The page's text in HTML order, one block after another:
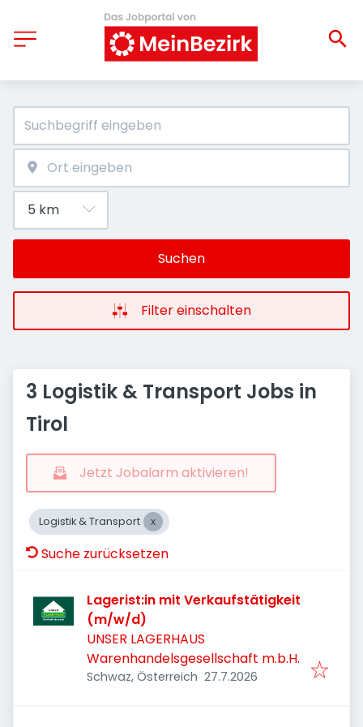
Suchen
Filter einschalten
3 Logistik & Transport Jobs in
Tirol
Jetzt Jobalarm aktivieren!
Logistik & Transport
Suche zurücksetzen
Lagerist:in mit Verkaufstätigkeit
(m/w/d)
UNSER LAGERHAUS
Warenhandelsgesellschaft m.b.H.
Schwaz, Österreich Veröffentlicht
27.7.2026